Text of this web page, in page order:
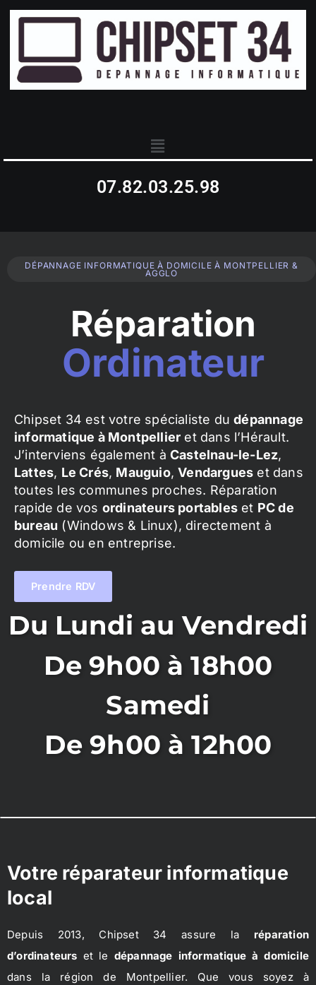
07.82.03.25.98
DÉPANNAGE INFORMATIQUE À DOMICILE À MONTPELLIER &
AGGLO
Réparation
Ordinateur
Chipset 34 est votre spécialiste dudépannage
informatique à Montpellier et dans l’Hérault.
J’interviens également à Castelnau-le-Lez,
Lattes, Le Crés, Mauguio,Vendargues et dans
toutes les communes proches. Réparation
rapide de vos ordinateurs portables et PC de
bureau (Windows & Linux), directement à
domicile ou en entreprise.
Prendre RDV
Du Lundi au Vendredi
De 9h00 à 18h00
Samedi
De 9h00 à 12h00
Votre réparateur informatique
local
Depuis 2013, Chipset 34 assure la réparation
d’ordinateurs et le dépannage informatique à domicile
dans la région de Montpellier. Que vous soyez à